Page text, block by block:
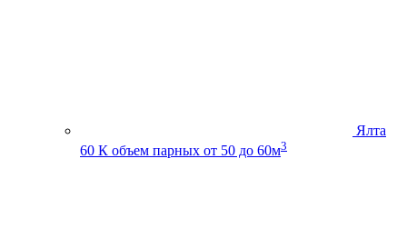
Ялта
60 К объем парных от 50 до 60м3